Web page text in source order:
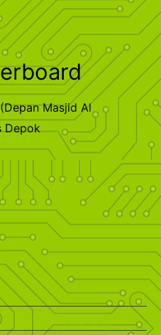
Masjid Al
Depok